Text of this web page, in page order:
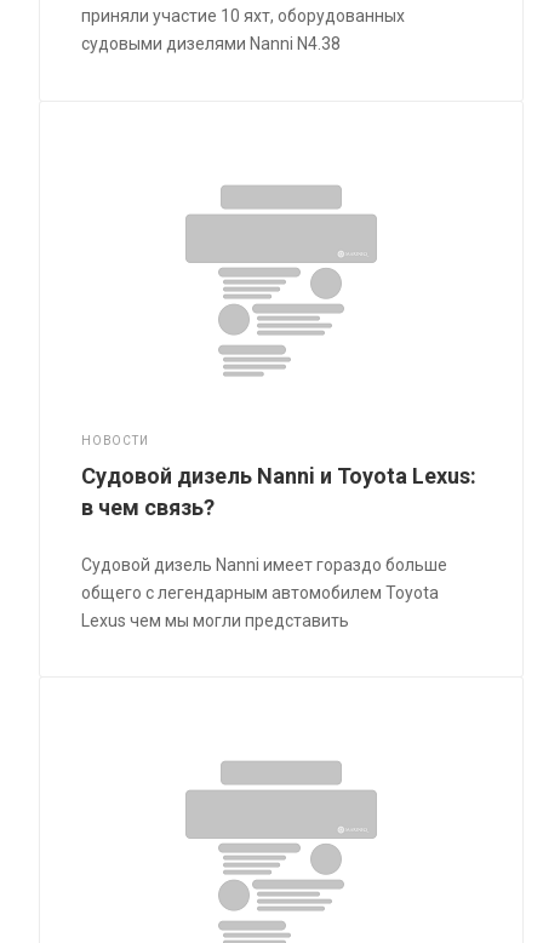
приняли участие 10 яхт, оборудованных
судовыми дизелями Nanni N4.38
НОВОСТИ
Судовой дизель Nanni и Toyota Lexus:
в чем связь?
Судовой дизель Nanni имеет гораздо больше
общего с легендарным автомобилем Toyota
Lexus чем мы могли представить